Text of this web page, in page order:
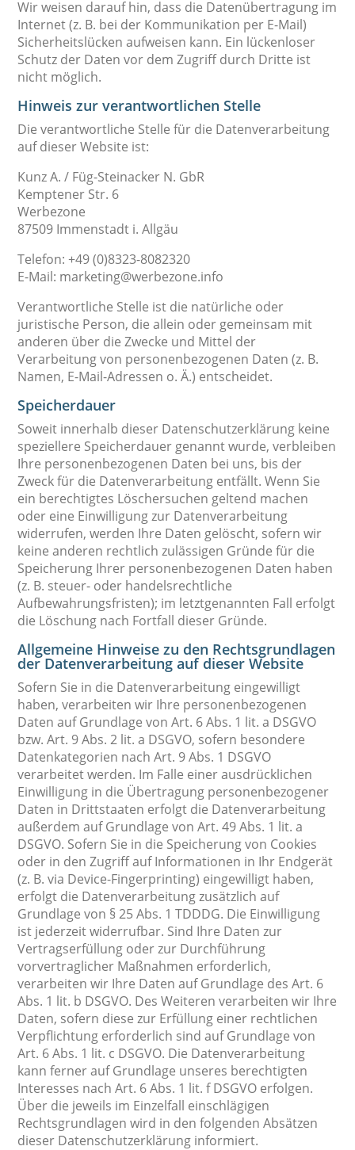
Wir weisen darauf hin, dass die Datenübertragung im
Internet (z. B. bei der Kommunikation per E-Mail)
Sicherheitslücken aufweisen kann. Ein lückenloser
Schutz der Daten vor dem Zugriff durch Dritte ist
nicht möglich.
Hinweis zur verantwortlichen Stelle
Die verantwortliche Stelle für die Datenverarbeitung
auf dieser Website ist:
Kunz A. / Füg-Steinacker N. GbR
Kemptener Str. 6
Werbezone
87509 Immenstadt i. Allgäu
Telefon: +49 (0)8323-8082320
E-Mail: marketing@werbezone.info
Verantwortliche Stelle ist die natürliche oder
juristische Person, die allein oder gemeinsam mit
anderen über die Zwecke und Mittel der
Verarbeitung von personenbezogenen Daten (z. B.
Namen, E-Mail-Adressen o. Ä.) entscheidet.
Speicherdauer
Soweit innerhalb dieser Datenschutzerklärung keine
speziellere Speicherdauer genannt wurde, verbleiben
Ihre personenbezogenen Daten bei uns, bis der
Zweck für die Datenverarbeitung entfällt. Wenn Sie
ein berechtigtes Löschersuchen geltend machen
oder eine Einwilligung zur Datenverarbeitung
widerrufen, werden Ihre Daten gelöscht, sofern wir
keine anderen rechtlich zulässigen Gründe für die
Speicherung Ihrer personenbezogenen Daten haben
(z. B. steuer- oder handelsrechtliche
Aufbewahrungsfristen); im letztgenannten Fall erfolgt
die Löschung nach Fortfall dieser Gründe.
Allgemeine Hinweise zu den Rechtsgrundlagen
der Datenverarbeitung auf dieser Website
Sofern Sie in die Datenverarbeitung eingewilligt
haben, verarbeiten wir Ihre personenbezogenen
Daten auf Grundlage von Art. 6 Abs. 1 lit. a DSGVO
bzw. Art. 9 Abs. 2 lit. a DSGVO, sofern besondere
Datenkategorien nach Art. 9 Abs. 1 DSGVO
verarbeitet werden. Im Falle einer ausdrücklichen
Einwilligung in die Übertragung personenbezogener
Daten in Drittstaaten erfolgt die Datenverarbeitung
außerdem auf Grundlage von Art. 49 Abs. 1 lit. a
DSGVO. Sofern Sie in die Speicherung von Cookies
oder in den Zugriff auf Informationen in Ihr Endgerät
(z. B. via Device-Fingerprinting) eingewilligt haben,
erfolgt die Datenverarbeitung zusätzlich auf
Grundlage von § 25 Abs. 1 TDDDG. Die Einwilligung
ist jederzeit widerrufbar. Sind Ihre Daten zur
Vertragserfüllung oder zur Durchführung
vorvertraglicher Maßnahmen erforderlich,
verarbeiten wir Ihre Daten auf Grundlage des Art. 6
Abs. 1 lit. b DSGVO. Des Weiteren verarbeiten wir Ihre
Daten, sofern diese zur Erfüllung einer rechtlichen
Verpflichtung erforderlich sind auf Grundlage von
Art. 6 Abs. 1 lit. c DSGVO. Die Datenverarbeitung
kann ferner auf Grundlage unseres berechtigten
Interesses nach Art. 6 Abs. 1 lit. f DSGVO erfolgen.
Über die jeweils im Einzelfall einschlägigen
Rechtsgrundlagen wird in den folgenden Absätzen
dieser Datenschutzerklärung informiert.